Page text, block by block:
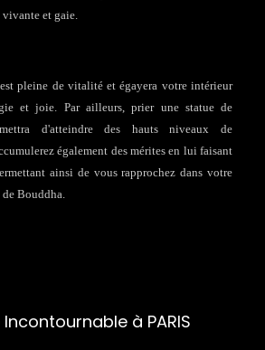
et gaie.
pleine de vitalité et égayera votre intérieur
et joie. Par ailleurs, prier une statue de
d'atteindre des hauts niveaux de
également des mérites en lui faisant
ainsi de vous rapprochez dans votre
Bouddha.
à PARIS